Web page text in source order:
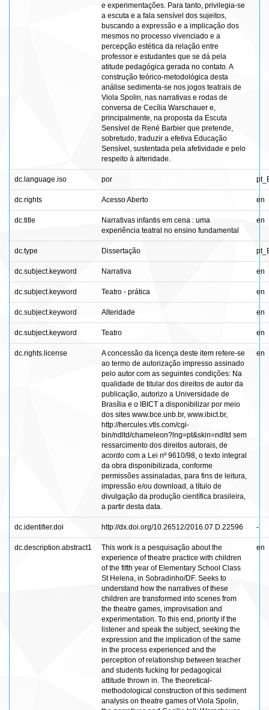
e experimentações. Para tanto, privilegia-se
a escuta e a fala sensível dos sujeitos,
buscando a expressão e a implicação dos
mesmos no processo vivenciado e a
percepção estética da relação entre
professor e estudantes que se dá pela
atitude pedagógica gerada no contato. A
construção teórico-metodológica desta
análise sedimenta-se nos jogos teatrais de
Viola Spolin, nas narrativas e rodas de
conversa de Cecília Warschauer e,
principalmente, na proposta da Escuta
Sensível de René Barbier que pretende,
sobretudo, traduzir a efetiva Educação
Sensível, sustentada pela afetividade e pelo
respeito à alteridade.
dc.language.iso por
dc.rights Acesso Aberto en
dc.title
Narrativas infantis em cena : uma
experiência teatral no ensino fundamental
en
dc.type Dissertação
dc.subject.keyword Narrativa en
dc.subject.keyword Teatro - prática en
dc.subject.keyword Alteridade en
dc.subject.keyword Teatro en
dc.rights.license
A concessão da licença deste item refere-se
ao termo de autorização impresso assinado
pelo autor com as seguintes condições: Na
qualidade de titular dos direitos de autor da
publicação, autorizo a Universidade de
Brasília e o IBICT a disponibilizar por meio
dos sites www.bce.unb.br, www.ibict.br,
http://hercules.vtls.com/cgi-
bin/ndltd/chameleon?lng=pt&skin=ndltd sem
ressarcimento dos direitos autorais, de
acordo com a Lei nº 9610/98, o texto integral
da obra disponibilizada, conforme
permissões assinaladas, para fins de leitura,
impressão e/ou download, a título de
divulgação da produção científica brasileira,
a partir desta data.
en
dc.identifier.doi http://dx.doi.org/10.26512/2016.07.D.22596 -
dc.description.abstract1
This work is a pesquisação about the
experience of theatre practice with children
of the fifth year of Elementary School Class
St Helena, in Sobradinho/DF. Seeks to
understand how the narratives of these
children are transformed into scenes from
the theatre games, improvisation and
experimentation. To this end, priority if the
listener and speak the subject, seeking the
expression and the implication of the same
in the process experienced and the
perception of relationship between teacher
and students fucking for pedagogical
attitude thrown in. The theoretical-
methodological construction of this sediment
analysis on theatre games of Viola Spolin,
en